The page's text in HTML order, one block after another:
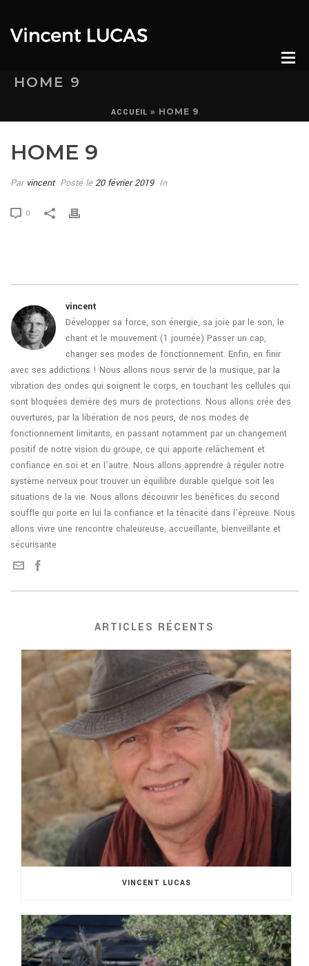
HOME 9
ACCUEIL » HOME 9
HOME 9
Par vincent Posté le 20 février 2019 In
0
vincent
Développer sa force, son énergie, sa joie par le son, le
chant et le mouvement (1 journée) Passer un cap,
changer ses modes de fonctionnement. Enfin, en finir
avec ses addictions ! Nous allons nous servir de la musique, par la
vibration des ondes qui soignent le corps, en touchant les cellules qui
sont bloquées derrière des murs de protections. Nous allons crée des
ouvertures, par la libération de nos peurs, de nos modes de
fonctionnement limitants, en passant notamment par un changement
positif de notre vision du groupe, ce qui apporte relâchement et
confiance en soi et en l’autre. Nous allons apprendre à réguler notre
système nerveux pour trouver un équilibre durable quelque soit les
situations de la vie. Nous allons découvrir les bénéfices du second
souffle qui porte en lui la confiance et la ténacité dans l’épreuve. Nous
allons vivre une rencontre chaleureuse, accueillante, bienveillante et
sécurisante
ARTICLES RÉCENTS
VINCENT LUCAS